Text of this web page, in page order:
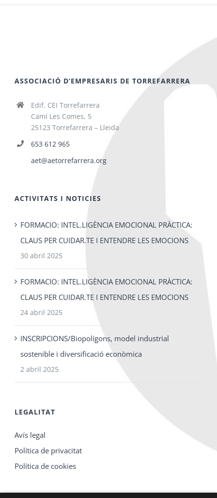
ASSOCIACIÓ D’EMPRESARIS DE TORREFARRERA
Edif. CEI Torrefarrera
Camí Les Comes, 5
25123 Torrefarrera – Lleida
653 612 965
aet@aetorrefarrera.org
ACTIVITATS I NOTICIES
FORMACIO: INTEL.LIGÈNCIA EMOCIONAL PRÀCTICA:
CLAUS PER CUIDAR.TE I ENTENDRE LES EMOCIONS
30 abril 2025
FORMACIO: INTEL.LIGÈNCIA EMOCIONAL PRÀCTICA:
CLAUS PER CUIDAR.TE I ENTENDRE LES EMOCIONS
24 abril 2025
INSCRIPCIONS/Biopolígons, model industrial
sostenible i diversificació econòmica
2 abril 2025
LEGALITAT
Avís legal
Política de privacitat
Política de cookies